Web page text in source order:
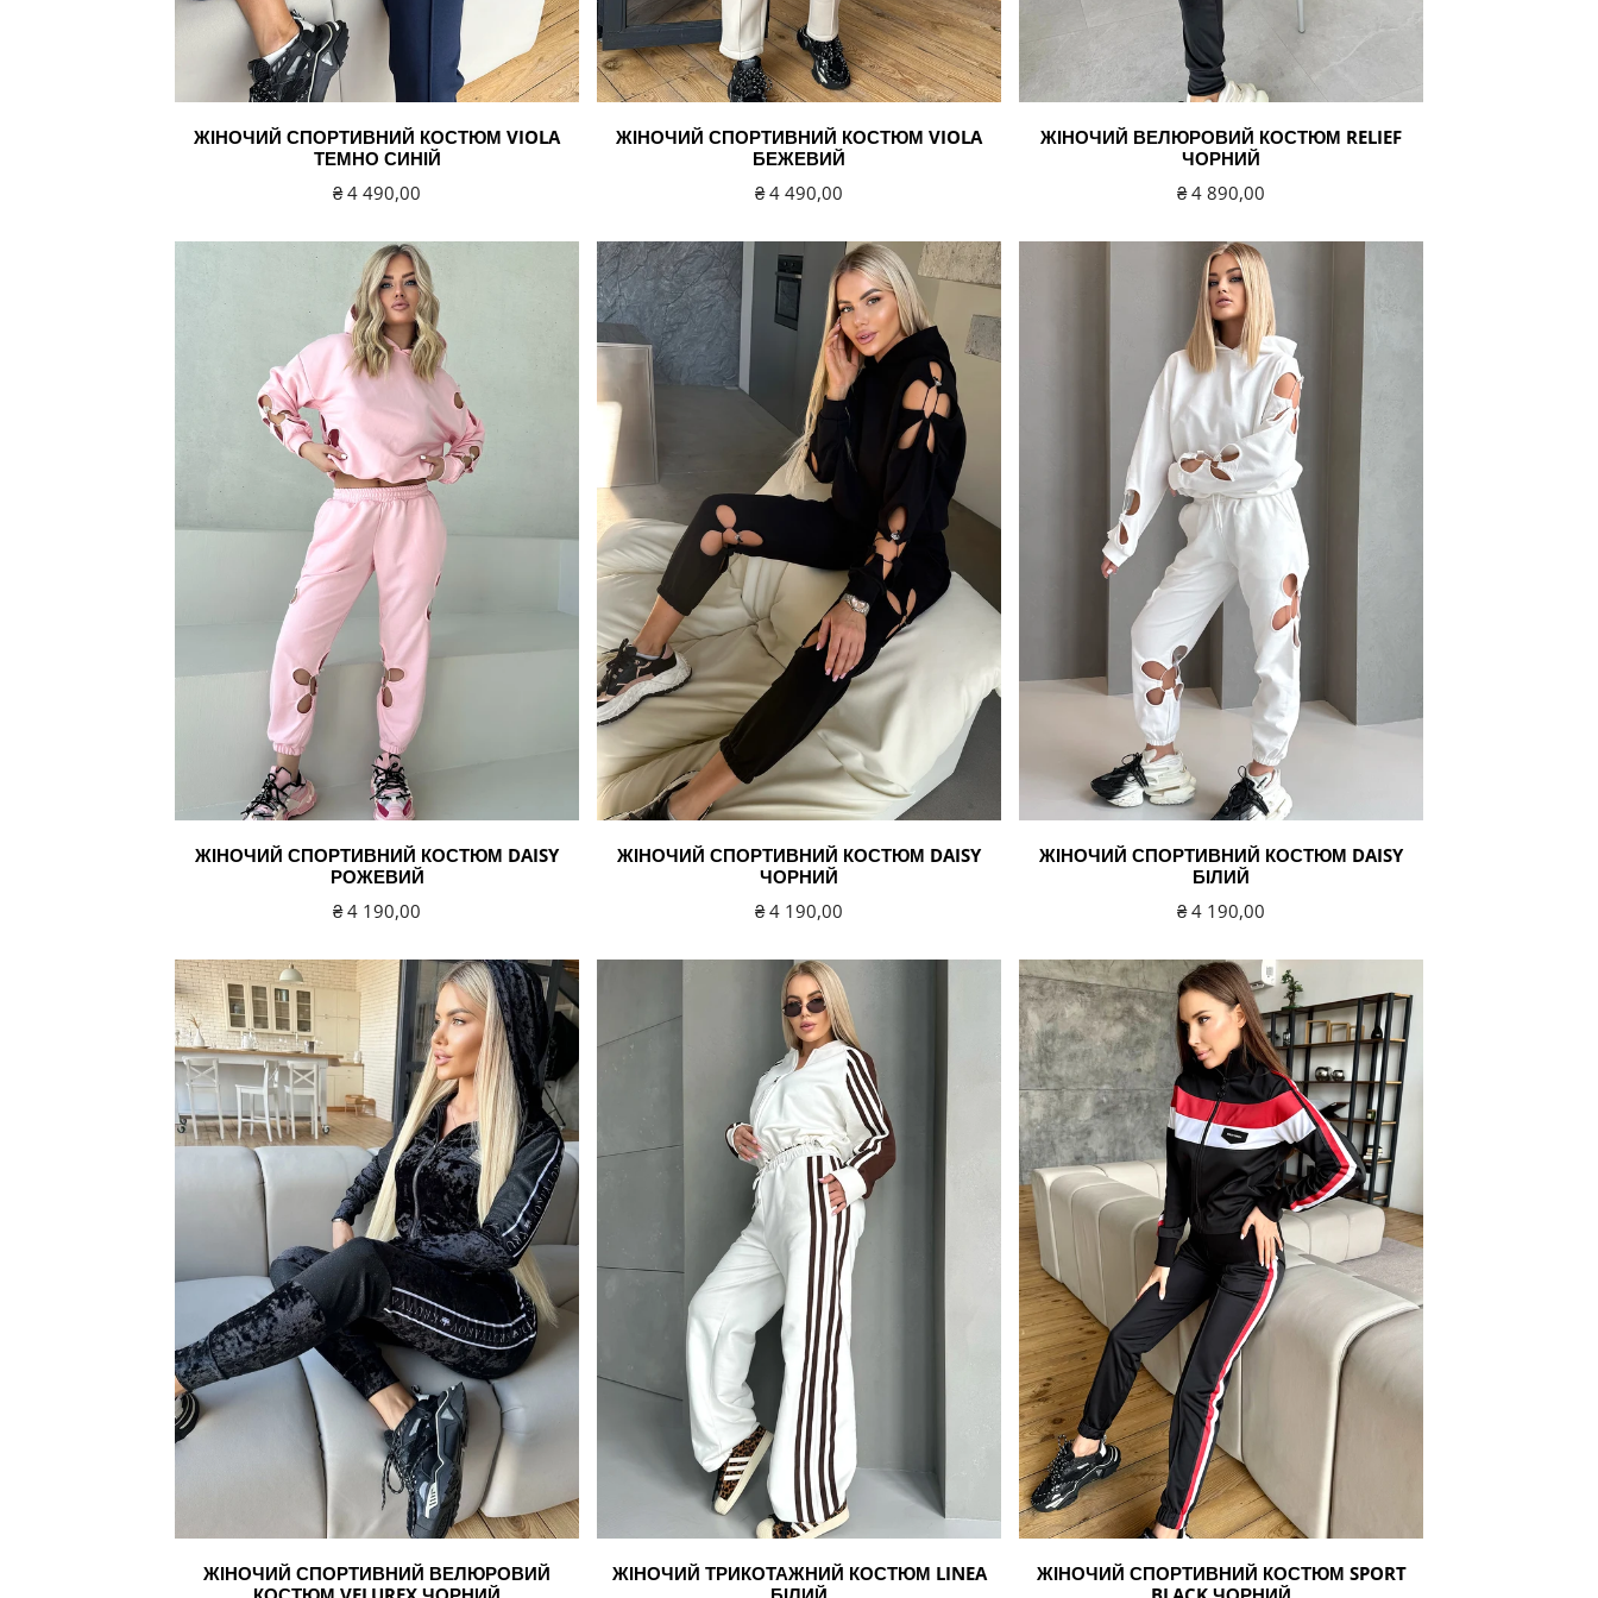
ЖІНОЧИЙ СПОРТИВНИЙ КОСТЮМ VIOLA
ТЕМНО СИНІЙ
Звичайна
₴ 4 490,00
ЖІНОЧИЙ СПОРТИВНИЙ КОСТЮМ VIOLA
БЕЖЕВИЙ
Звичайна
₴ 4 490,00
ЖІНОЧИЙ ВЕЛЮРОВИЙ КОСТЮМ RELIEF
ЧОРНИЙ
Звичайна
₴ 4 890,00
Жіночий
ЖІНОЧИЙ СПОРТИВНИЙ КОСТЮМ DAISY
РОЖЕВИЙ
Звичайна
₴ 4 190,00
Жіночий
спортивний
костюм
Daisy
чорний
ЖІНОЧИЙ СПОРТИВНИЙ КОСТЮМ DAISY
ЧОРНИЙ
Звичайна
₴ 4 190,00
ЖІНОЧИЙ СПОРТИВНИЙ КОСТЮМ DAISY
БІЛИЙ
Звичайна
₴ 4 190,00
Жіночий
спортивний
велюровий
костюм
VELUREX
чорний
ЖІНОЧИЙ СПОРТИВНИЙ ВЕЛЮРОВИЙ
костюм
ЖІНОЧИЙ ТРИКОТАЖНИЙ КОСТЮМ LINEA
Жіночий
спортивний
костюм
Sport
Black
чорний
ЖІНОЧИЙ СПОРТИВНИЙ КОСТЮМ SPORT